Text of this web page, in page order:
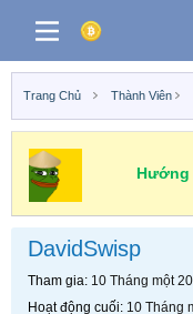
Trang Chủ Thành Viên
Hướng
DavidSwisp
Tham gia 10 Tháng một
Hoạt động cuối 10 Tháng